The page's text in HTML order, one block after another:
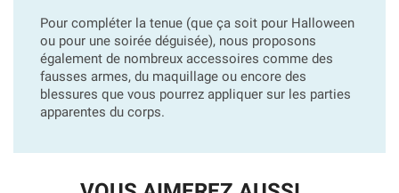
Pour compléter la tenue (que ça soit pour Halloween
ou pour une soirée déguisée), nous proposons
également de nombreux accessoires comme des
fausses armes, du maquillage ou encore des
blessures que vous pourrez appliquer sur les parties
apparentes du corps.